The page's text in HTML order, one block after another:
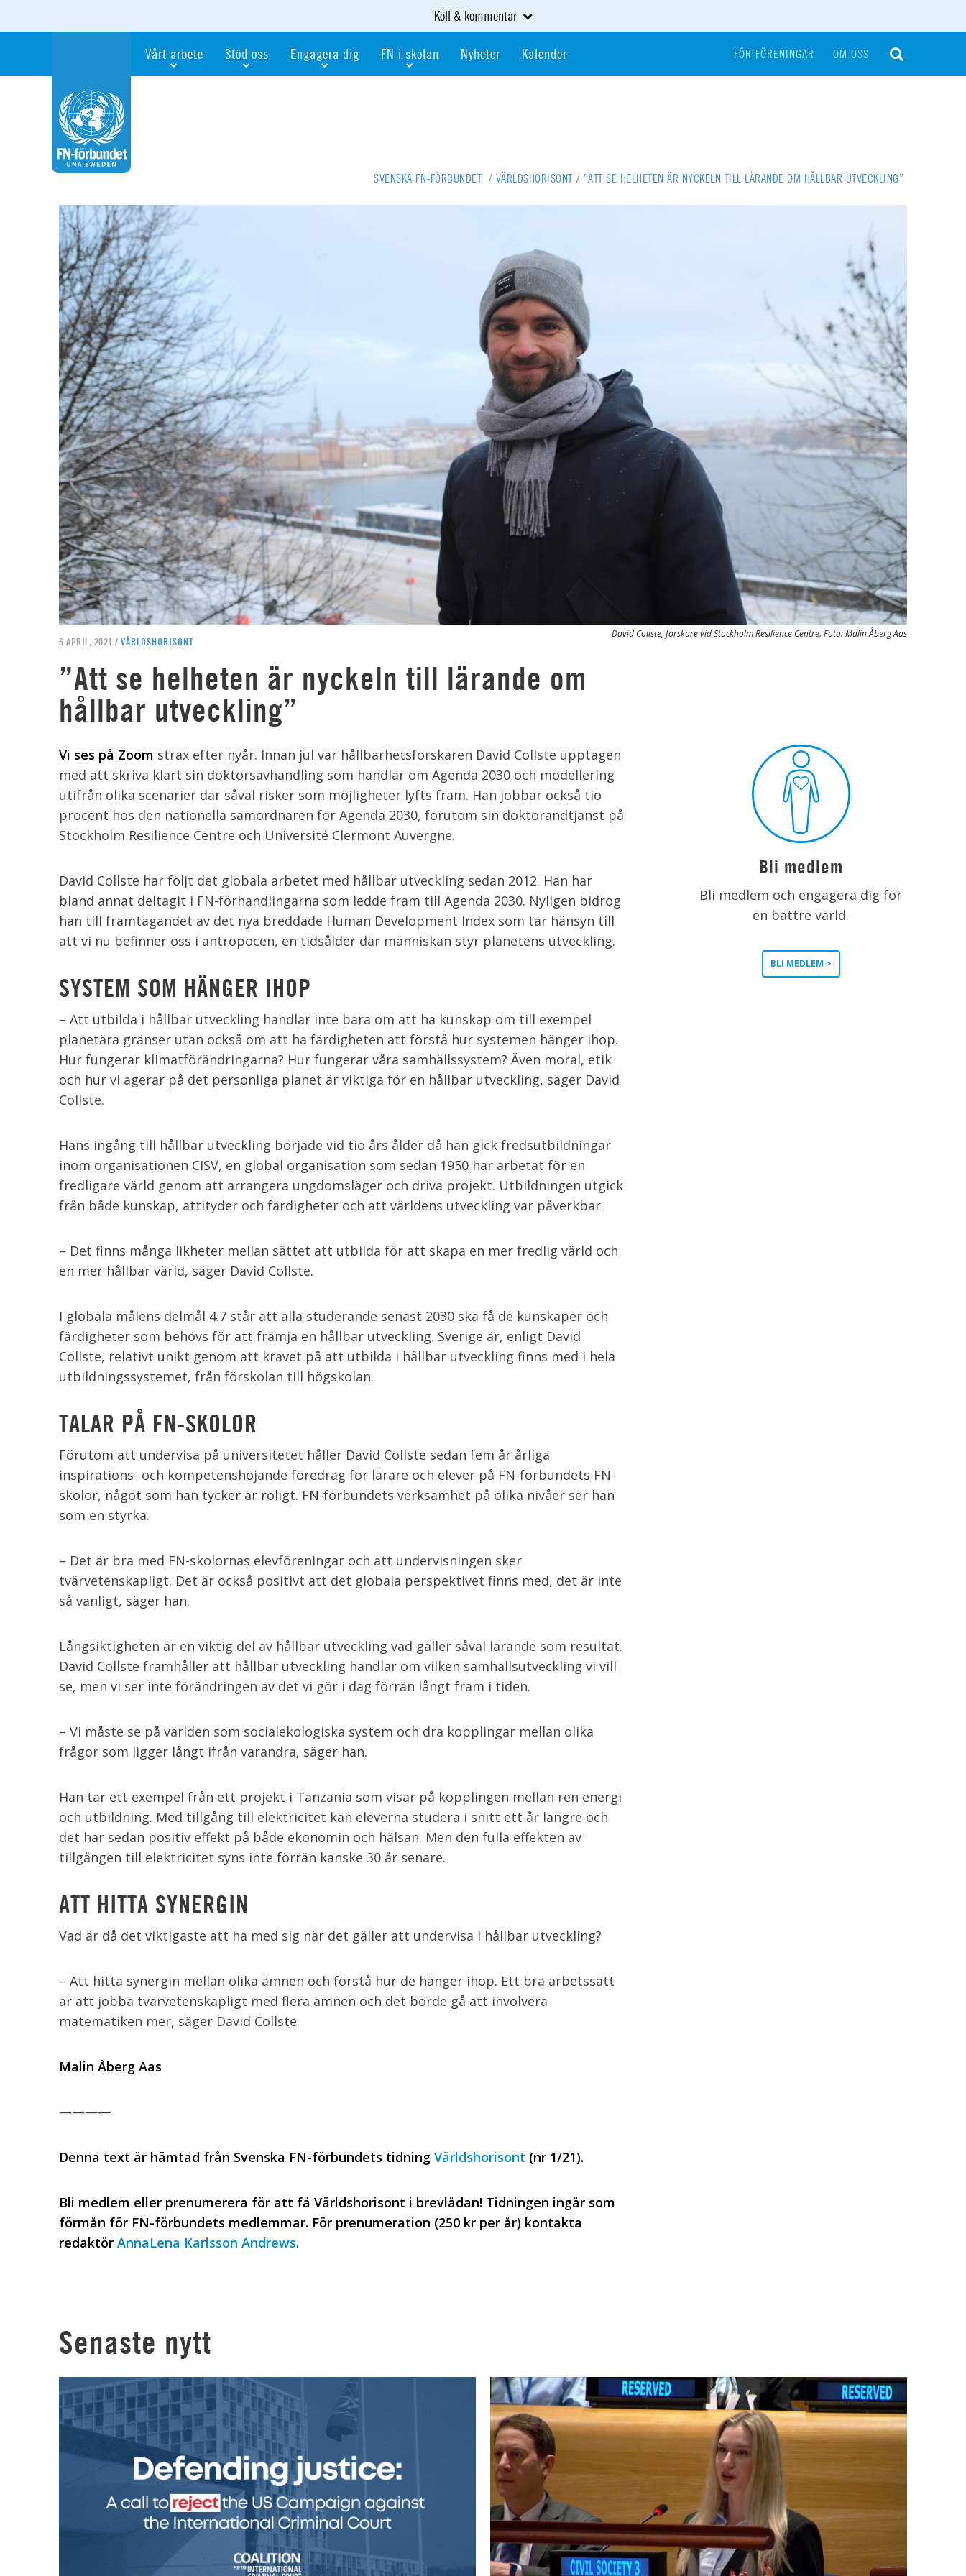
Koll & kommentar
Vårt arbete Stöd oss
Testamentera
Engagera dig
För dig som är ung
FN i skolan
Öppet skolmaterial
Globalis
Nyheter Kalender FÖR FÖRENINGAR OM OSS
SVENSKA FN-FÖRBUNDET / VÄRLDSHORISONT / ”ATT SE HELHETEN ÄR NYCKELN TILL LÄRANDE OM HÅLLBAR UTVECKLING”
David Collste, forskare vid Stockholm Resilience Centre. Foto: Malin Åberg Aas
6 APRIL, 2021 / VÄRLDSHORISONT
”Att se helheten är nyckeln till lärande om
hållbar utveckling”
Vi ses på Zoom strax efter nyår. Innan jul var hållbarhetsforskaren David Collste upptagen
med att skriva klart sin doktorsavhandling som handlar om Agenda 2030 och modellering
utifrån olika scenarier där såväl risker som möjligheter lyfts fram. Han jobbar också tio
procent hos den nationella samordnaren för Agenda 2030, förutom sin doktorandtjänst på
Stockholm Resilience Centre och Université Clermont Auvergne.
David Collste har följt det globala arbetet med hållbar utveckling sedan 2012. Han har
bland annat deltagit i FN-förhandlingarna som ledde fram till Agenda 2030. Nyligen bidrog
han till framtagandet av det nya breddade Human Development Index som tar hänsyn till
att vi nu befinner oss i antropocen, en tidsålder där människan styr planetens utveckling.
SYSTEM SOM HÄNGER IHOP
– Att utbilda i hållbar utveckling handlar inte bara om att ha kunskap om till exempel
planetära gränser utan också om att ha färdigheten att förstå hur systemen hänger ihop.
Hur fungerar klimatförändringarna? Hur fungerar våra samhällssystem? Även moral, etik
och hur vi agerar på det personliga planet är viktiga för en hållbar utveckling, säger David
Collste.
Hans ingång till hållbar utveckling började vid tio års ålder då han gick fredsutbildningar
inom organisationen CISV, en global organisation som sedan 1950 har arbetat för en
fredligare värld genom att arrangera ungdomsläger och driva projekt. Utbildningen utgick
från både kunskap, attityder och färdigheter och att världens utveckling var påverkbar.
– Det finns många likheter mellan sättet att utbilda för att skapa en mer fredlig värld och
en mer hållbar värld, säger David Collste.
I globala målens delmål 4.7 står att alla studerande senast 2030 ska få de kunskaper och
färdigheter som behövs för att främja en hållbar utveckling. Sverige är, enligt David
Collste, relativt unikt genom att kravet på att utbilda i hållbar utveckling finns med i hela
utbildningssystemet, från förskolan till högskolan.
TALAR PÅ FN-SKOLOR
Förutom att undervisa på universitetet håller David Collste sedan fem år årliga
inspirations- och kompetenshöjande föredrag för lärare och elever på FN-förbundets FN-
skolor, något som han tycker är roligt. FN-förbundets verksamhet på olika nivåer ser han
som en styrka.
– Det är bra med FN-skolornas elevföreningar och att undervisningen sker
tvärvetenskapligt. Det är också positivt att det globala perspektivet finns med, det är inte
så vanligt, säger han.
Långsiktigheten är en viktig del av hållbar utveckling vad gäller såväl lärande som resultat.
David Collste framhåller att hållbar utveckling handlar om vilken samhällsutveckling vi vill
se, men vi ser inte förändringen av det vi gör i dag förrän långt fram i tiden.
– Vi måste se på världen som socialekologiska system och dra kopplingar mellan olika
frågor som ligger långt ifrån varandra, säger han.
Han tar ett exempel från ett projekt i Tanzania som visar på kopplingen mellan ren energi
och utbildning. Med tillgång till elektricitet kan eleverna studera i snitt ett år längre och
det har sedan positiv effekt på både ekonomin och hälsan. Men den fulla effekten av
tillgången till elektricitet syns inte förrän kanske 30 år senare.
ATT HITTA SYNERGIN
Vad är då det viktigaste att ha med sig när det gäller att undervisa i hållbar utveckling?
– Att hitta synergin mellan olika ämnen och förstå hur de hänger ihop. Ett bra arbetssätt
är att jobba tvärvetenskapligt med flera ämnen och det borde gå att involvera
matematiken mer, säger David Collste.
Malin Åberg Aas
————
Denna text är hämtad från Svenska FN-förbundets tidning Världshorisont (nr 1/21).
Bli medlem eller prenumerera för att få Världshorisont i brevlådan! Tidningen ingår som
förmån för FN-förbundets medlemmar. För prenumeration (250 kr per år) kontakta
redaktör AnnaLena Karlsson Andrews.
Bli medlem
Bli medlem och engagera dig för
en bättre värld.
BLI MEDLEM >
Senaste nytt